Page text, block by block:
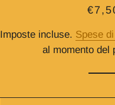
listino
Imposte incluse. Spese
al momento del